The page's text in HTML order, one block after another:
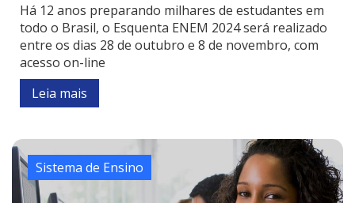
Há 12 anos preparando milhares de estudantes em
todo o Brasil, o Esquenta ENEM 2024 será realizado
entre os dias 28 de outubro e 8 de novembro, com
acesso on-line
Leia mais
Sistema de Ensino